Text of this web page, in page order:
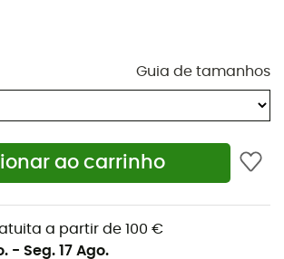
Guia de tamanhos
ao carrinho
a partir de 100 €
- Seg. 17 Ago.
o porta-ferramentas CARITOOL
de parafusos de gelo.
reforçada:
ao desgaste por atrito da
robusto, resistente à abrasão.
poliamida, poliéster, EVA, poliuretano,